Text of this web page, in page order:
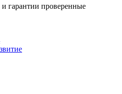
и гарантии проверенные